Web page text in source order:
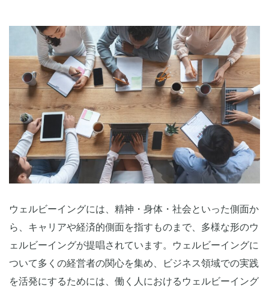
ウェルビーイングには、精神・身体・社会といった側面か
ら、キャリアや経済的側面を指すものまで、多様な形のウ
ェルビーイングが提唱されています。ウェルビーイングに
ついて多くの経営者の関心を集め、ビジネス領域での実践
を活発にするためには、働く人におけるウェルビーイング